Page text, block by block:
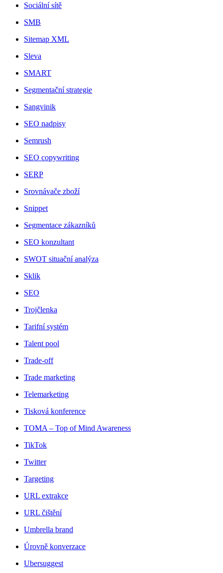
Sociální sítě
SMB
Sitemap XML
Sleva
SMART
Segmentační strategie
Sangvinik
SEO nadpisy
Semrush
SEO copywriting
SERP
Srovnávače zboží
Snippet
Segmentace zákazníků
SEO konzultant
SWOT situační analýza
Sklik
SEO
Trojčlenka
Tarifní systém
Talent pool
Trade-off
Trade marketing
Telemarketing
Tisková konference
TOMA – Top of Mind Awareness
TikTok
Twitter
Targeting
URL extrakce
URL čištění
Umbrella brand
Úrovně konverzace
Ubersuggest